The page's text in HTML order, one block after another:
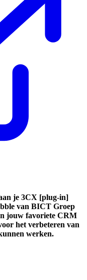
je 3CX [plug-in]
van BICT Groep
jouw favoriete CRM
het verbeteren van
werken.